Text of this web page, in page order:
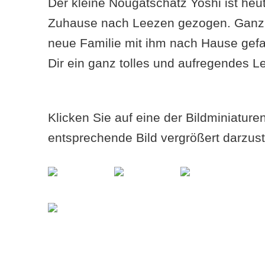
Zuhause nach Leezen gezogen.
neue Familie mit ihm nach Hause
Dir ein ganz tolles und aufregendes
Klicken Sie auf eine der
entsprechende Bild vergrößert